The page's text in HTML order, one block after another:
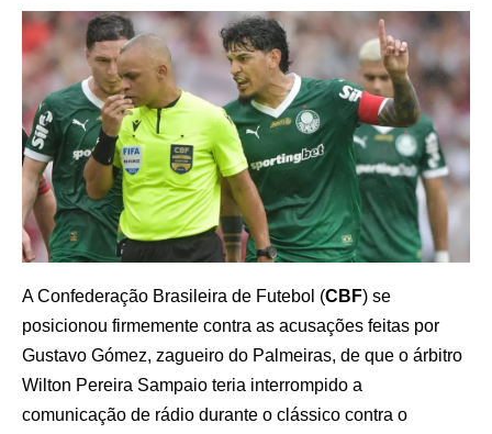
A Confederação Brasileira de Futebol (CBF) se
posicionou firmemente contra as acusações feitas por
Gustavo Gómez, zagueiro do Palmeiras, de que o árbitro
Wilton Pereira Sampaio teria interrompido a
comunicação de rádio durante o clássico contra o